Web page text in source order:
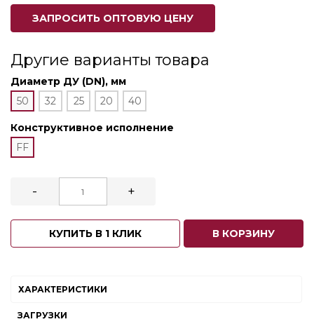
ЗАПРОСИТЬ ОПТОВУЮ ЦЕНУ
Другие варианты товара
Диаметр ДУ (DN), мм
50
32 25 20 40
Конструктивное исполнение
FF
- +
КУПИТЬ В 1 КЛИК В КОРЗИНУ
ХАРАКТЕРИСТИКИ
ЗАГРУЗКИ